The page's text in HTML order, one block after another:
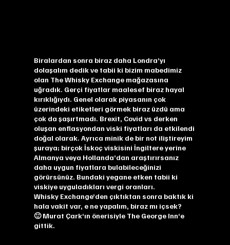
Biralardan sonra biraz daha Londra’yı
dolaşalım dedik ve tabii ki bizim mabedimiz
olan The Whisky Exchange mağazasına
uğradık. Gerçi fiyatlar maalesef biraz hayal
kırıklığıydı. Genel olarak piyasanın çok
üzerindeki etiketleri görmek biraz üzdü ama
çok da şaşırtmadı. Brexit, Covid vs derken
oluşan enflasyondan viski fiyatları da etkilendi
doğal olarak. Ayrıca minik de bir not iliştireyim
şuraya; birçok İskoç viskisini İngiltere yerine
Almanya veya Hollanda’dan araştırırsanız
daha uygun fiyatlara bulabileceğinizi
görürsünüz. Bundaki yegane etken tabii ki
viskiye uyguladıkları vergi oranları.
Whisky Exchange’den çıktıktan sonra baktık ki
hala vakit var, e ne yapalım, biraz mı içsek?
🙂Murat Çark‘ın önerisiyle The George Inn‘e
gittik.